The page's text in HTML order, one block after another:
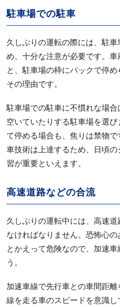
駐車場での駐車
久しぶりの運転の際には、駐
め、十分な注意が必要です。
と、駐車場の枠にバックで停
その理由です。
駐車場での駐車に不慣れな場
空いていたりする駐車場を選
て停める場合も、焦りは禁物
車技術は上達するため、日頃
習が重要といえます。
高速道路などの合流
久しぶりの運転中には、高速
なければなりません。恐怖心
とかえって危険なので、加速
う。
加速車線で先行車との車間距
線を走る車のスピードを意識